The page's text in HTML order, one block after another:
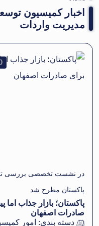
اخبار کمیسیون
مدیریت واردات
در نشست تخصصی بررسی
پاکستان مطرح شد
پاکستان؛ بازار جذاب اما
صادرات اصفهان
دسته بندی: امور